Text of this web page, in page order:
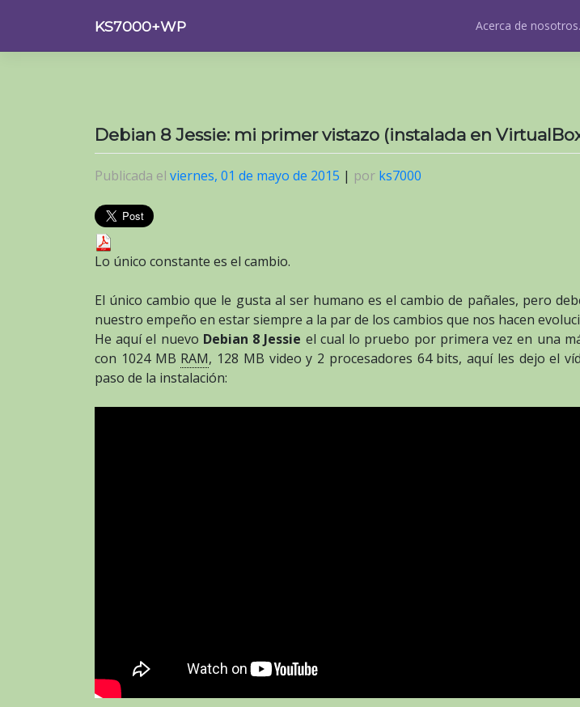
contenido
KS7000+WP Acerca de nosotros.
Debian 8 Jessie: mi primer vistazo (instalada en
Publicada el viernes, 01 de mayo de 2015 | por ks7000
Lo único constante es el cambio.
El único cambio que le gusta al ser humano es el cambio de pañales, pero
nuestro empeño en estar siempre a la par de los cambios que nos hacen
He aquí el nuevo Debian 8 Jessie el cual lo pruebo por primera vez en una
con 1024 MB RAM, 128 MB video y 2 procesadores 64 bits, aquí les dejo el
paso de la instalación: